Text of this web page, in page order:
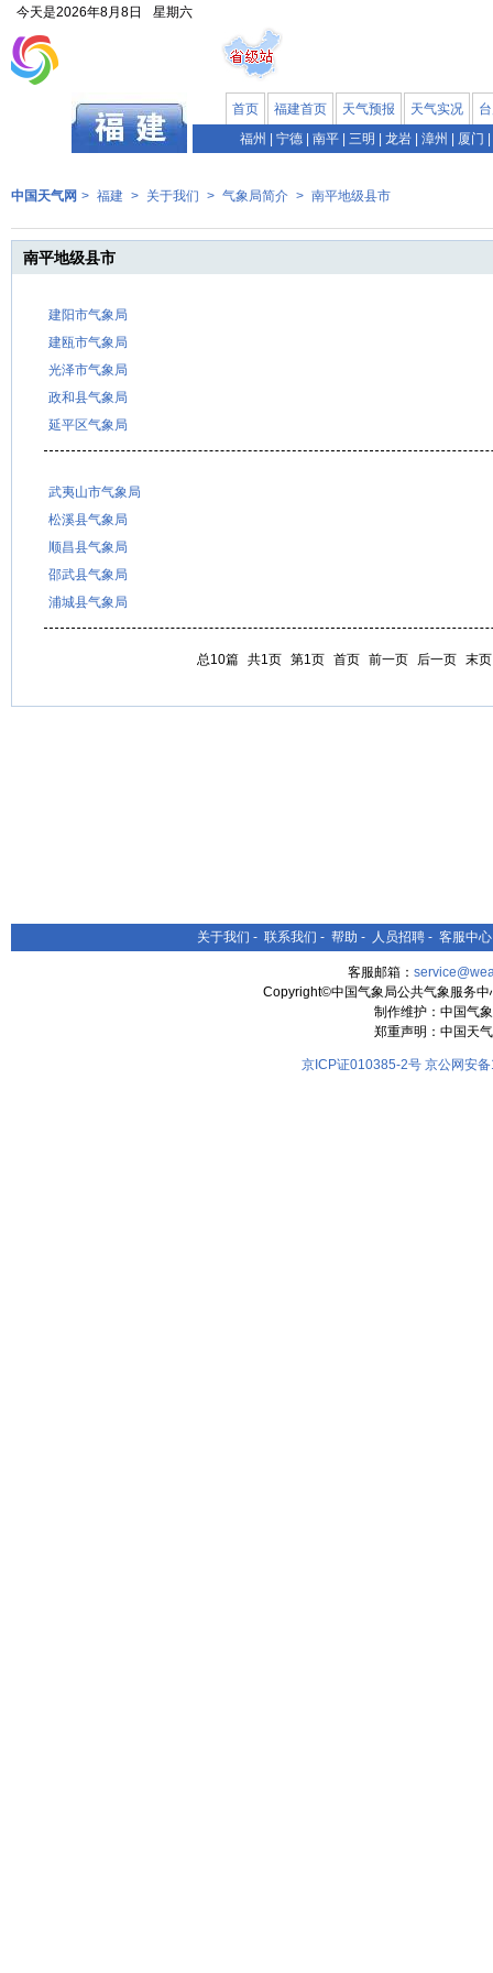
今天是2026年8月8日 星期六
首页 福建首页 天气预报 天气实况
福州
宁德 南平 三明 龙岩 漳州 厦门
中国天气网 > 福建 > 关于我们 > 气象局简介 > 南平地级县市
南平地级县市
建阳市气象局
建瓯市气象局
光泽市气象局
政和县气象局
延平区气象局
武夷山市气象局
松溪县气象局
顺昌县气象局
邵武县气象局
浦城县气象局
总10篇 共1页 第1页 首页 前一页 后一页 末页
关于我们 - 联系我们 - 帮助 - 人员招聘 - 客服中心
客服邮箱：
Copyright©中国气象局公共气象服务
制作维护：中国气
郑重声明：中国天
京ICP证010385-2号 京公网安